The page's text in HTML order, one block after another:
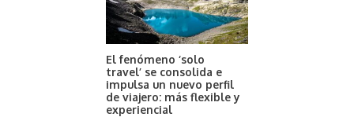
El fenómeno ‘solo
travel’ se consolida e
impulsa un nuevo perfil
de viajero: más flexible y
experiencial